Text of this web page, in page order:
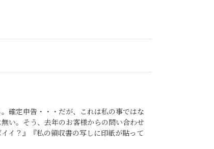
確定申告・・・だが、これは私の事ではな
い。そう、去年のお客様からの問い合わせ
イ？』『私の領収書の写しに印紙が貼って